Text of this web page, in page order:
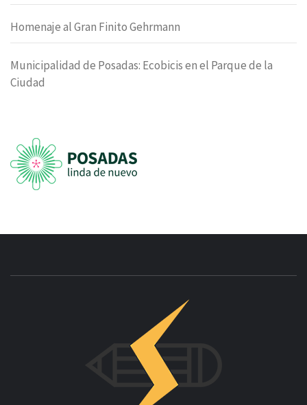
Homenaje al Gran Finito Gehrmann
Municipalidad de Posadas: Ecobicis en el Parque de la
Ciudad